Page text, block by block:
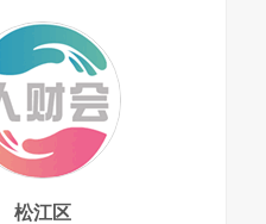
松江区